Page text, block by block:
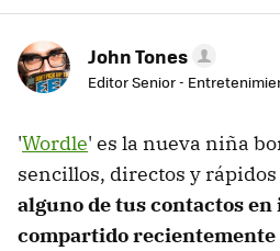
John Tones
Editor Senior -
'Wordle' es la nueva niña
sencillos, directos y
alguno de tus contactos
compartido